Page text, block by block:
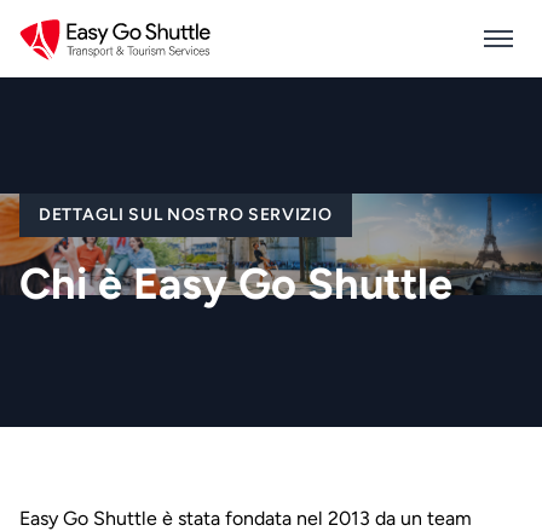
DETTAGLI SUL NOSTRO SERVIZIO
Chi è Easy Go Shuttle
Easy Go Shuttle è stata fondata nel 2013 da un team